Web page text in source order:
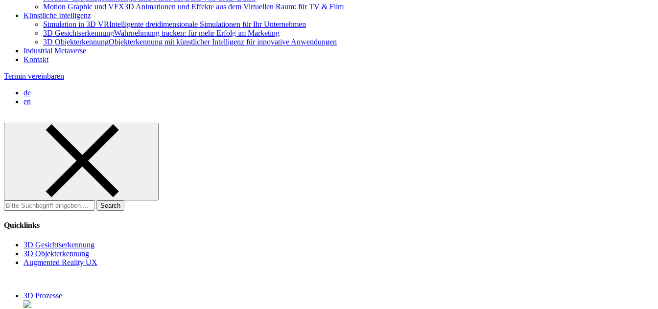
Motion Graphic und VFX3D Animationen und Effekte aus dem Virtuellen Raum: für TV & Film
Künstliche Intelligenz
Simulation in 3D VRIntelligente dreidimensionale Simulationen für Ihr Unternehmen
3D GesichtserkennungWahrnehmung tracken: für mehr Erfolg im Marketing
3D ObjekterkennungObjekterkennung mit künstlicher Intelligenz für innovative Anwendungen
Industrial Metaverse
Kontakt
Termin vereinbaren
de
en
Search
for:
Quicklinks
3D Gesichtserkennung
3D Objekterkennung
Augmented Reality UX
3D Prozesse